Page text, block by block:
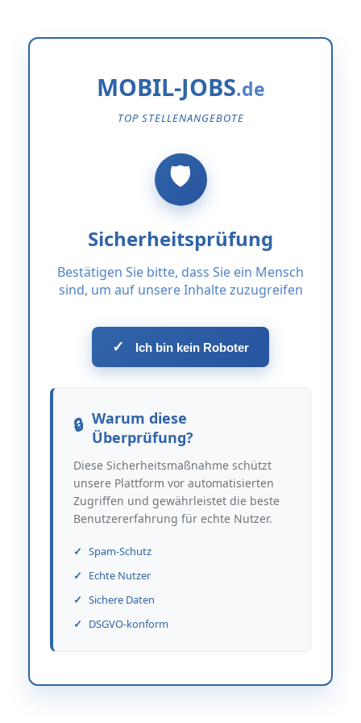
MOBIL-JOBS
TOP STELLENANGEBOTE
Sicherheitsprüfung
Bestätigen Sie bitte, dass Sie ein Mensch
sind, um auf unsere Inhalte zuzugreifen
✓ Ich bin kein Roboter
Warum diese
Überprüfung?
Diese Sicherheitsmaßnahme schützt
unsere Plattform vor automatisierten
Zugriffen und gewährleistet die beste
Benutzererfahrung für echte Nutzer.
Spam-Schutz
Echte Nutzer
Sichere Daten
DSGVO-konform